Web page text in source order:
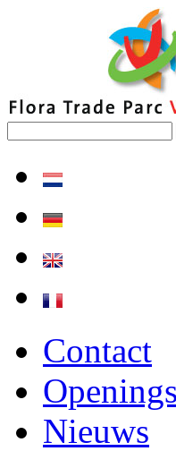
Contact
Nieuws